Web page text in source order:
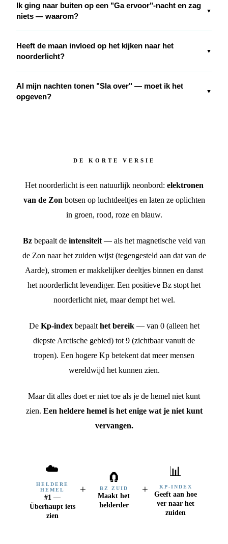
Ik ging naar buiten op een "Ga ervoor"-nacht en zag
niets — waarom?
▼
Heeft de maan invloed op het kijken naar het
noorderlicht?
▼
Al mijn nachten tonen "Sla over" — moet ik het
opgeven?
▼
DE KORTE VERSIE
Het noorderlicht is een natuurlijk neonbord: elektronen
van de Zon botsen op luchtdeeltjes en laten ze oplichten
in groen, rood, roze en blauw.
Bzbepaalt de intensiteit— als het magnetische veld van
de Zon naar het zuiden wijst (tegengesteld aan dat van de
Aarde), stromen er makkelijker deeltjes binnen en danst
het noorderlicht levendiger. Een positieve Bz stopt het
noorderlicht niet, maar dempt het wel.
De Kp-indexbepaalt het bereik— van 0 (alleen het
diepste Arctische gebied) tot 9 (zichtbaar vanuit de
tropen). Een hogere Kp betekent dat meer mensen
wereldwijd het kunnen zien.
Maar dit alles doet er niet toe als je de hemel niet kunt
zien. Een heldere hemel is het enige wat je niet kunt
vervangen.
☁️
HELDERE
HEMEL
#1 —
Überhaupt iets
zien
+
🧲
BZ ZUID
Maakt het
helderder
+
📊
KP-INDEX
Geeft aan hoe
ver naar het
zuiden